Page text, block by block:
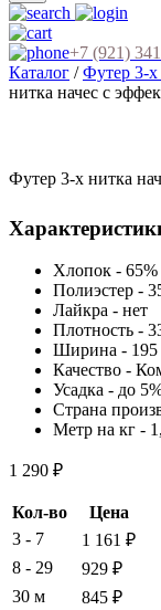
+7 (921)
Каталог /Футер 3-х
нитка начес с
Футер 3-х нитка
Хлопок - 65%
Полиэстер -
Лайкра - нет
Плотность -
Ширина - 195
Качество -
Усадка - до
Страна
Метр на кг -
1 290 ₽
Кол-во
Цена
3 - 7
1 161 ₽
8 - 29
929 ₽
30 м
845 ₽